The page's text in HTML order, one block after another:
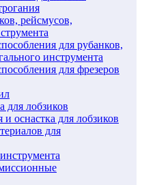
рейсмусов,
для рубанков,
инструмента
для фрезеров
для лобзиков
оснастка для лобзиков
для